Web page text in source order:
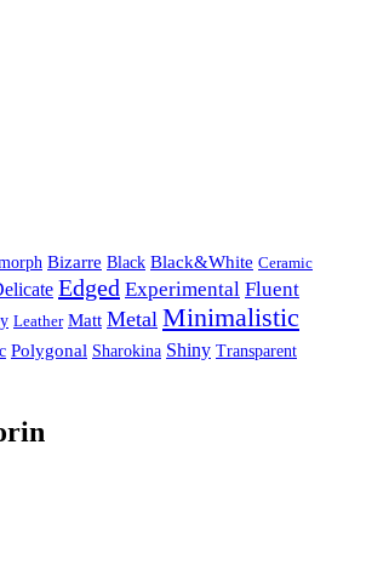
Bizarre Black Black&White Ceramic
Edged Experimental Fluent
Leather Matt Metal Minimalistic
Polygonal Sharokina Shiny Transparent